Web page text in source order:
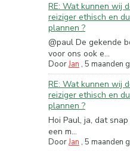
RE: Wat kunnen wij
reiziger ethisch en
plannen ?
@paul De gekende
voor ons ook e...
DoorJan , 5 maanden
RE: Wat kunnen wij
reiziger ethisch en
plannen ?
Hoi Paul, ja, dat
een m...
DoorJan , 5 maanden